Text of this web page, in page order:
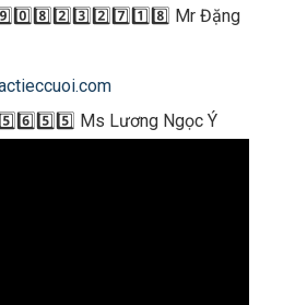
Mr Đặng
Ms Lương Ngọc Ý